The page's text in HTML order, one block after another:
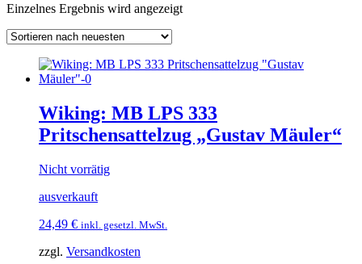
Einzelnes Ergebnis wird angezeigt
Wiking: MB LPS 333
Pritschensattelzug „Gustav Mäuler“
Nicht vorrätig
ausverkauft
24,49 € inkl. gesetzl. MwSt.
zzgl. Versandkosten